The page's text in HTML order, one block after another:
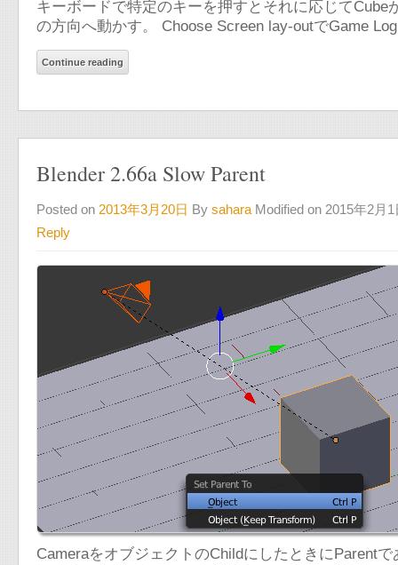
キーボードで特定のキーを押すとそれに応じて
の方向へ動かす。 Choose Screen lay-outでGame
Continue reading
Blender 2.66a Slow Parent
Posted on 2013年3月20日 By sahara Modified on 2015年2月1
Reply
CameraをオブジェクトのChildにしたときにParent